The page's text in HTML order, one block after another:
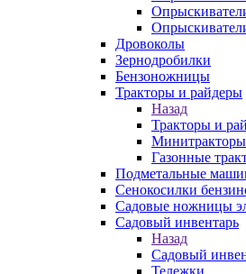
Дровоколы
Зернодробилки
Бензоножницы
Тракторы и райдеры
Назад
Тракторы и
Минитракторы
Газонные
Подметальные
Сенокосилки
Садовые ножницы
Садовый инвентарь
Назад
Садовый
Тележки